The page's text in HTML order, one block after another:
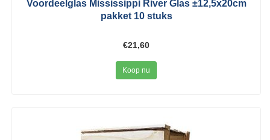
Voordeelglas Mississippi River Glas ±12,5x20cm
pakket 10 stuks
€21,60
Koop nu